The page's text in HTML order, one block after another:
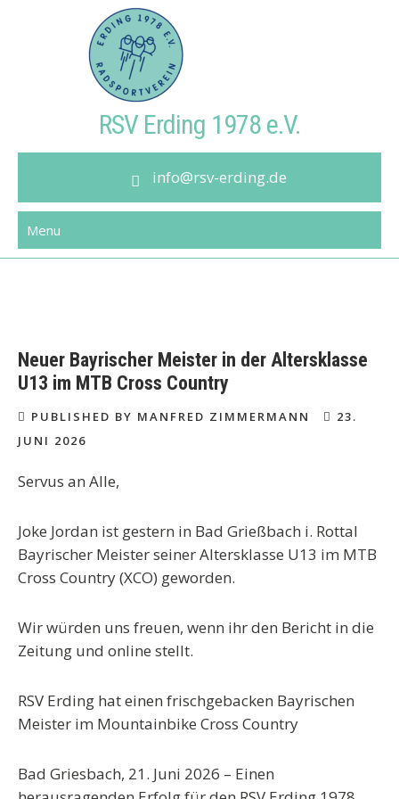
RSV Erding 1978 e.V.
info@rsv-erding.de
Menu
Neuer Bayrischer Meister in der Altersklasse
U13 im MTB Cross Country
PUBLISHED BY MANFRED ZIMMERMANN
23.
JUNI 2026
Servus an Alle,
Joke Jordan ist gestern in Bad Grießbach i. Rottal
Bayrischer Meister seiner Altersklasse U13 im MTB
Cross Country (XCO) geworden.
Wir würden uns freuen, wenn ihr den Bericht in die
Zeitung und online stellt.
RSV Erding hat einen frischgebacken Bayrischen
Meister im Mountainbike Cross Country
Bad Griesbach, 21. Juni 2026 – Einen